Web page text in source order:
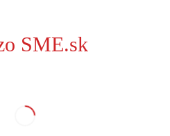
SME.sk